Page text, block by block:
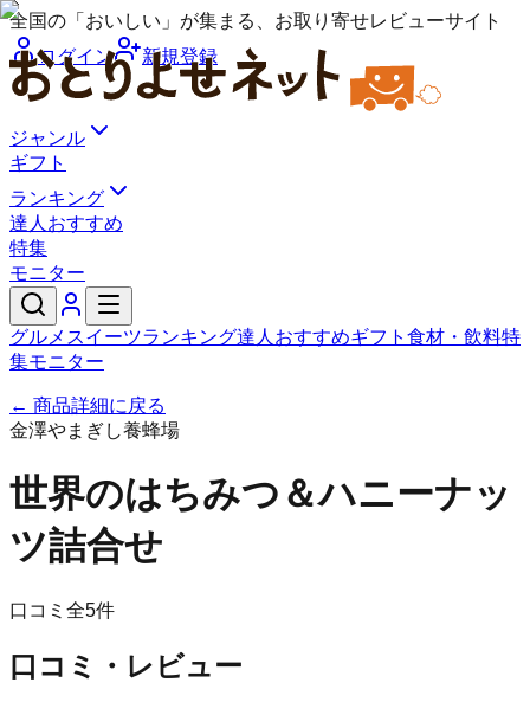
全国の「おいしい」が集まる、お取り寄せレビューサイト
ログイン
新規登録
ジャンル
ギフト
ランキング
達人おすすめ
特集
モニター
グルメ スイーツランキング達人おすすめギフト 食材・飲料特
集モニター
← 商品詳細に戻る
金澤やまぎし養蜂場
世界のはちみつ＆ハニーナッ
ツ詰合せ
口コミ全5件
口コミ・レビュー